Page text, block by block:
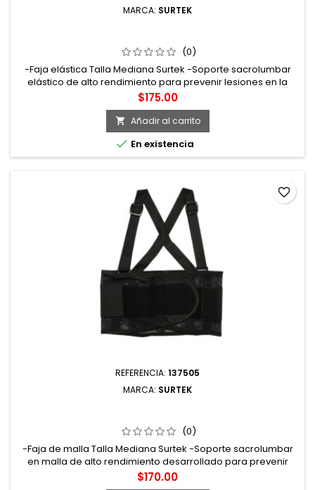
MARCA: SURTEK
(0)
-Faja elástica Talla Mediana Surtek -Soporte sacrolumbar
elástico de alto rendimiento para prevenir lesiones en la
espalda baja -3 varillas flexibles en la zona lumbar
reforzada con una banda elástica para lograr mayor ajuste
-Marca Surtek
Precio
$175.00
 Añadir al carrito
 En existencia
REFERENCIA: 137505
MARCA: SURTEK
(0)
-Faja de malla Talla Mediana Surtek -Soporte sacrolumbar
en malla de alto rendimiento desarrollado para prevenir
lesiones en la espalda baja -4 varillas flexibles en la zona
lumbar reforzada con una banda elástica para lograr mayor
Precio
$170.00
favorite_border